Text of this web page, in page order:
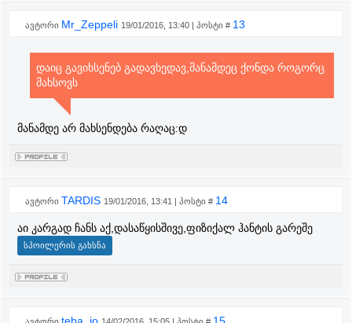
ავტორი Mr_Zeppeli 19/01/2016, 13:40 | პოსტი # 13
დაიც გავიხსენებ გადავხედავ,მანამდეც ქონდა როგორც
მახსოვს
მანამდე არ მახსენდება რაღაც:დ
ავტორი TARDIS 19/01/2016, 13:41 | პოსტი # 14
აი კარგად ჩანს აქ,დასაწყისშივე,ფიზიქალ ჰანტის გარეშე